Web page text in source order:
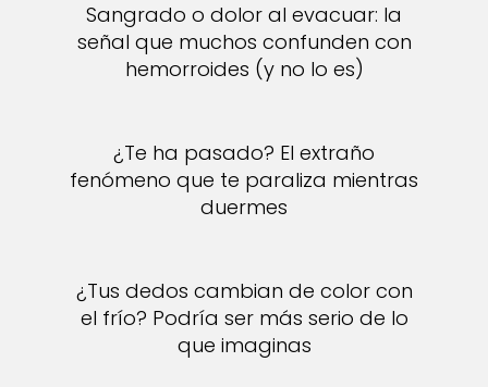
Sangrado o dolor al evacuar: la
señal que muchos confunden con
hemorroides (y no lo es)
¿Te ha pasado? El extraño
fenómeno que te paraliza mientras
duermes
¿Tus dedos cambian de color con
el frío? Podría ser más serio de lo
que imaginas